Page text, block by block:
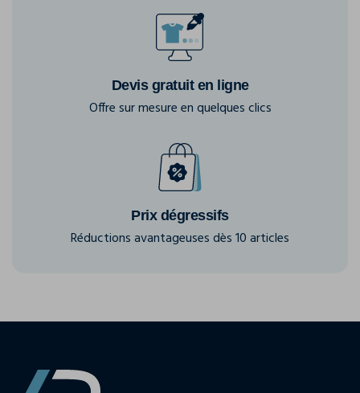
Devis gratuit en ligne
Offre sur mesure en quelques clics
Prix dégressifs
Réductions avantageuses dès 10 articles